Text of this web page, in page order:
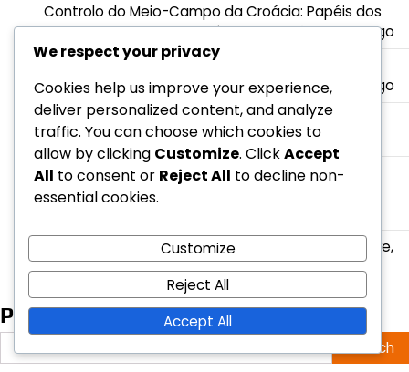
Controlo do Meio-Campo da Croácia: Papéis dos
Jogadores, Formações Tácticas, Influência no Jogo
Táticas Defensivas da Alemanha: Formações,
Responsabilidades dos Jogadores, Análise de Jogo
Harry Kane: Golos marcados, Desempenhos em
jogos, Estatísticas do jogador
Estratégia de Contra-México: Configurações
Defensivas, Jogadas Ofensivas, Avaliações de
Plano de Jogo da Coreia do Sul: Estratégias-chave,
Eficácia dos Jogadores, Mudanças Táticas
Pesquisar
Search
for:
We respect your privacy
Cookies help us improve your experience,
deliver personalized content, and analyze
traffic. You can choose which cookies to
allow by clicking Customize. ClickAccept
All to consent or Reject All to decline non-
essential cookies.
Customize
Reject All
Accept All